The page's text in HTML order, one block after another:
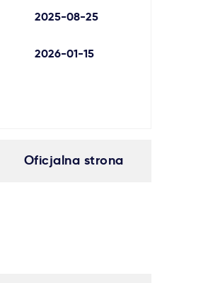
2025-08-25
2026-01-15
Oficjalna strona